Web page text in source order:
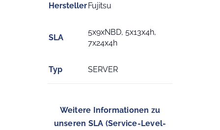
HerstellerFujitsu
SLA
5x9xNBD, 5x13x4h,
7x24x4h
Typ SERVER
Weitere Informationen zu
unseren SLA (Service-Level-